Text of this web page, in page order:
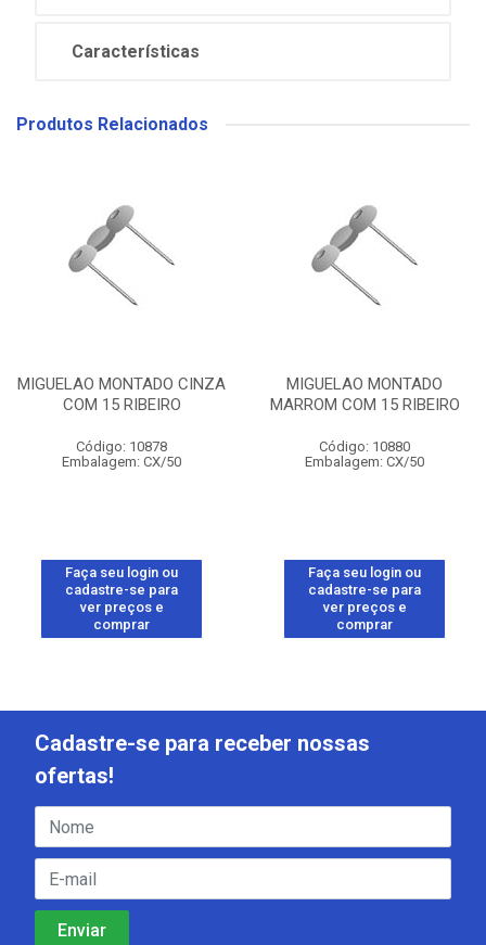
Características
Produtos Relacionados
MIGUELAO MONTADO CINZA
COM 15 RIBEIRO
Código: 10878
Embalagem: CX/50
Faça seu login ou
cadastre-se para
ver preços e
comprar
MIGUELAO MONTADO
MARROM COM 15 RIBEIRO
Código: 10880
Embalagem: CX/50
Faça seu login ou
cadastre-se para
ver preços e
comprar
Cadastre-se para receber nossas
ofertas!